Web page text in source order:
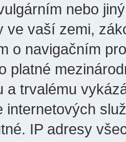
nebo
ve vaší zemi,
o navigačním
platné
a trvalému
internetových
IP adresy